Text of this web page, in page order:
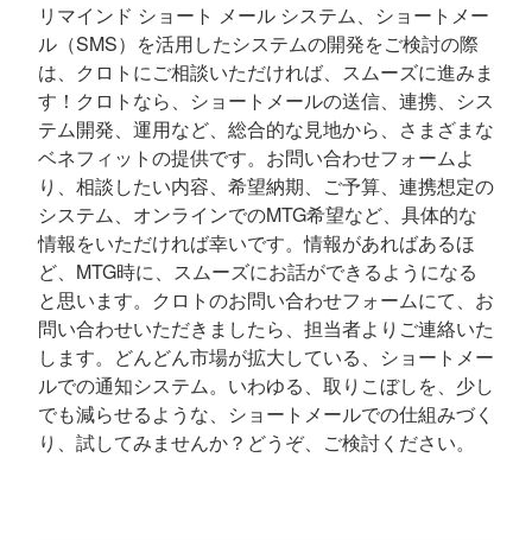
リマインド ショート メール システム、ショートメー
ル（SMS）を活用したシステムの開発をご検討の際
は、クロトにご相談いただければ、スムーズに進みま
す！クロトなら、ショートメールの送信、連携、シス
テム開発、運用など、総合的な見地から、さまざまな
ベネフィットの提供です。お問い合わせフォームよ
り、相談したい内容、希望納期、ご予算、連携想定の
システム、オンラインでのMTG希望など、具体的な
情報をいただければ幸いです。情報があればあるほ
ど、MTG時に、スムーズにお話ができるようになる
と思います。クロトのお問い合わせフォームにて、お
問い合わせいただきましたら、担当者よりご連絡いた
します。どんどん市場が拡大している、ショートメー
ルでの通知システム。いわゆる、取りこぼしを、少し
でも減らせるような、ショートメールでの仕組みづく
り、試してみませんか？どうぞ、ご検討ください。